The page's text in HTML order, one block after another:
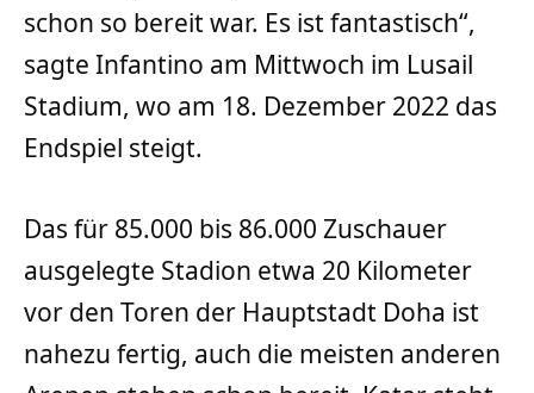
schon so bereit war. Es ist fantastisch“,
sagte Infantino am Mittwoch im Lusail
Stadium, wo am 18. Dezember 2022 das
Endspiel steigt.
Das für 85.000 bis 86.000 Zuschauer
ausgelegte Stadion etwa 20 Kilometer
vor den Toren der Hauptstadt Doha ist
nahezu fertig, auch die meisten anderen